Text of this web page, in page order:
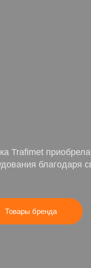
Trafimet
благодаря
Товары бренда